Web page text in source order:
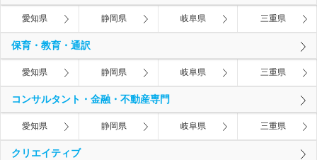
愛知県 静岡県 岐阜県 三重県
保育・教育・通訳
愛知県 静岡県 岐阜県 三重県
コンサルタント・金融・不動産専門
愛知県 静岡県 岐阜県 三重県
クリエイティブ